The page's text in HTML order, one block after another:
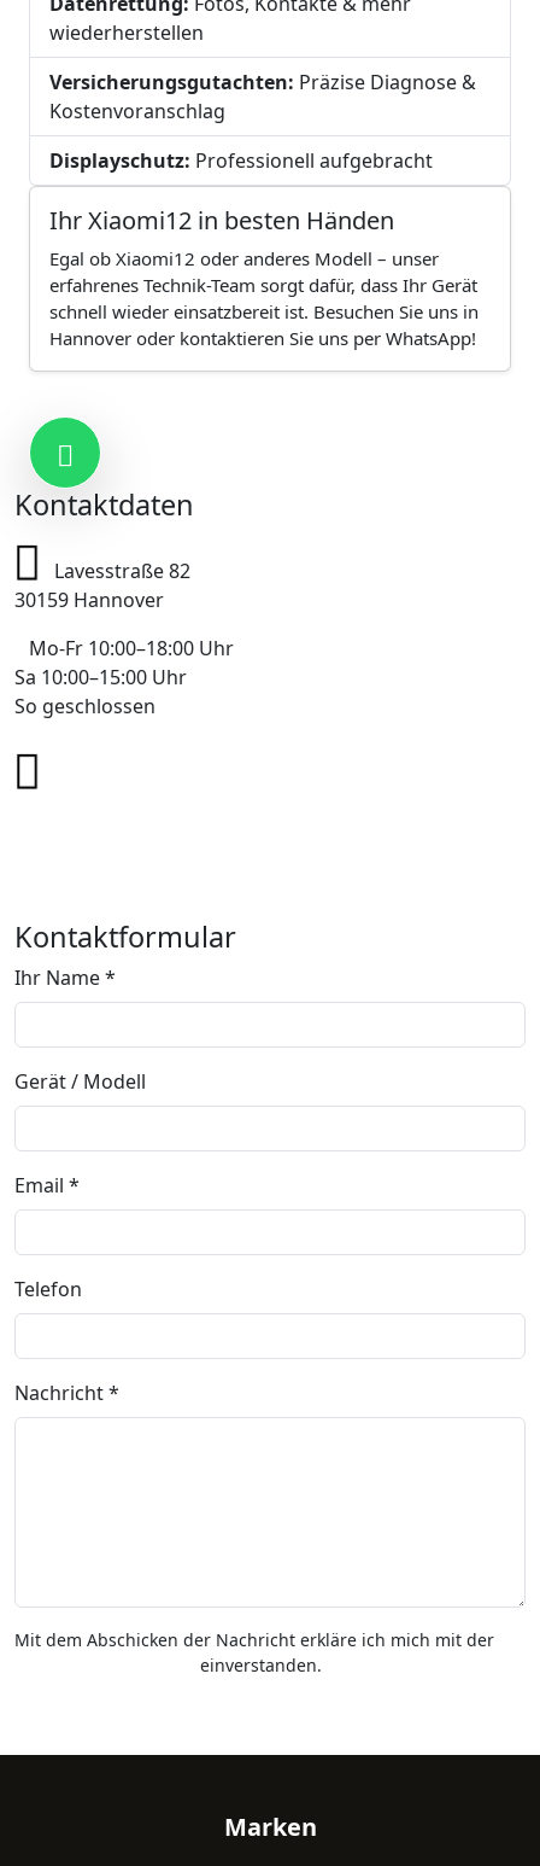
wiederherstellen
Versicherungsgutachten: Präzise Diagnose &
Kostenvoranschlag
Displayschutz: Professionell aufgebracht
Ihr Xiaomi12 in besten Händen
Egal ob Xiaomi12 oder anderes Modell – unser
erfahrenes Technik-Team sorgt dafür, dass Ihr Gerät
schnell wieder einsatzbereit ist. Besuchen Sie uns in
Hannover oder kontaktieren Sie uns per WhatsApp!
Kontakt
Kontaktdaten
Lavesstraße 82
30159 Hannover
Mo-Fr 10:00–18:00 Uhr
Sa 10:00–15:00 Uhr
So geschlossen
Kontaktformular
Ihr Name *
Gerät / Modell
Email *
Telefon
Nachricht *
Mit dem Abschicken der Nachricht erkläre ich mich mit der
einverstanden.
Marken